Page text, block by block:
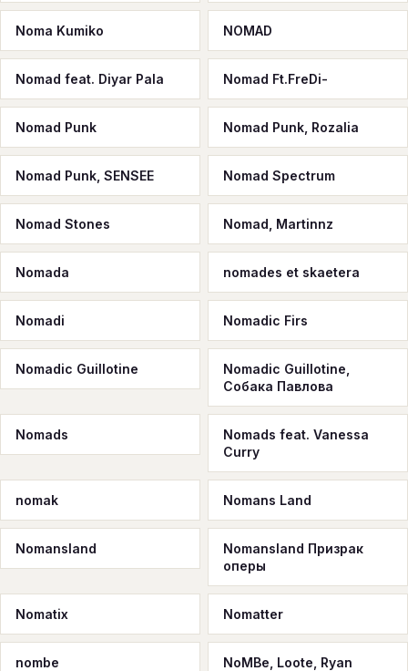
Noma Kumiko NOMAD
Nomad feat. Diyar Pala Nomad Ft.FreDi-
Nomad Punk Nomad Punk, Rozalia
Nomad Punk, SENSEE Nomad Spectrum
Nomad Stones Nomad, Martinnz
Nomada nomades et skaetera
Nomadi Nomadic Firs
Nomadic Guillotine
Nomadic Guillotine,
Собака Павлова
Nomads
Nomads feat. Vanessa
Curry
nomak Nomans Land
Nomansland
Nomansland Призрак
оперы
Nomatix Nomatter
nombe
NoMBe, Loote, Ryan